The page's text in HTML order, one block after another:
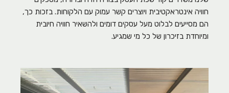
חוויה אינטראקטיבית ויוצרים קשר עמוק עם הלקוחות. בזכות כך,
הם מסייעים לבלוט מעל עסקים דומים ולהשאיר חוויה חיובית
ומיוחדת בזיכרון של כל מי שמגיע.